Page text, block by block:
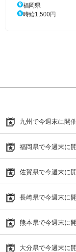
福岡県
時給1,500円
九州で今週末に開
福岡県で今週末に
佐賀県で今週末に
長崎県で今週末に
熊本県で今週末に
大分県で今週末に